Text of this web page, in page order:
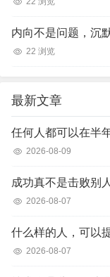
内向不是问题，沉
22 浏览
最新文章
任何人都可以在半
2026-08-09
成功真不是击败别
2026-08-07
什么样的人，可以
2026-08-07